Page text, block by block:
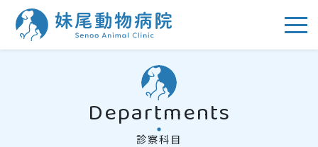
Departments
診察科目